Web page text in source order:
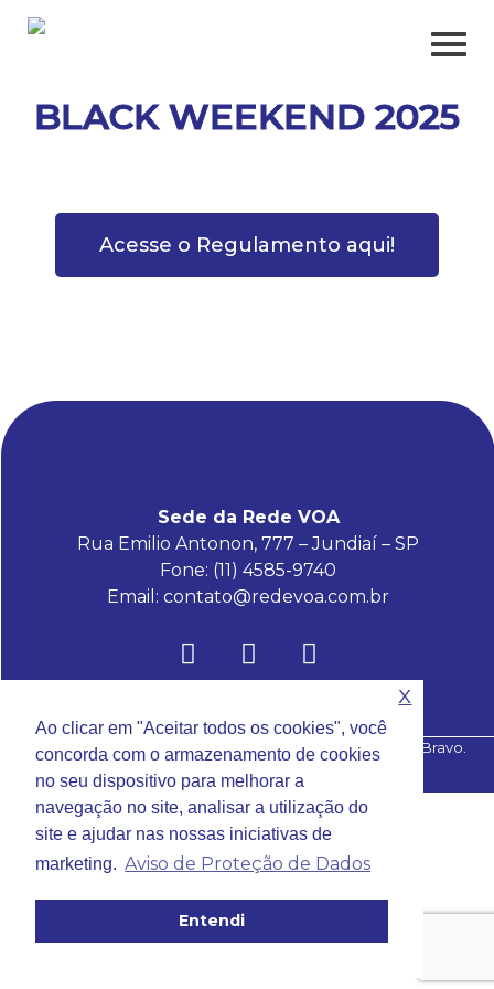
BLACK WEEKEND 2025
Acesse o Regulamento aqui!
Sede da Rede VOA
Rua Emilio Antonon, 777 – Jundiaí – SP
Fone: (11) 4585-9740
Email: contato@redevoa.com.br
Rede Voa, 2023 – Site desenvolvido por EGOMeAlpha Bravo.
Ao clicar em "Aceitar todos os cookies", você
concorda com o armazenamento de cookies
no seu dispositivo para melhorar a
navegação no site, analisar a utilização do
site e ajudar nas nossas iniciativas de
marketing. Aviso de Proteção de Dados
Entendi
X